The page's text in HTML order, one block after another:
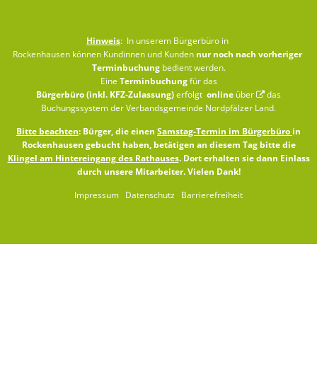
Hinweis: In unserem Bürgerbüro in
Rockenhausen können Kundinnen und Kunden nur noch nach vorheriger
Terminbuchungbedient werden.
Eine Terminbuchungfür das
Bürgerbüro (inkl. KFZ-Zulassung)erfolgt online über
das
Buchungssystem der Verbandsgemeinde Nordpfälzer Land.
Bitte beachten: Bürger, die einen Samstag-Termin im Bürgerbüro in
Rockenhausen gebucht haben, betätigen an diesem Tag bitte die
Klingel am Hintereingang des Rathauses. Dort erhalten sie dann Einlass
durch unsere Mitarbeiter. Vielen Dank!
Impressum Datenschutz Barrierefreiheit